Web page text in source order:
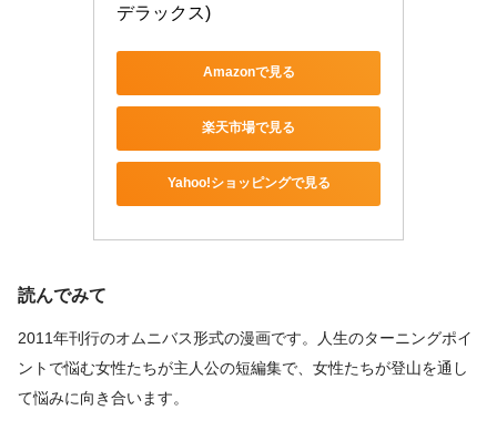
デラックス)
Amazonで見る
楽天市場で見る
Yahoo!ショッピングで見る
読んでみて
2011年刊行のオムニバス形式の漫画です。人生のターニングポイ
ントで悩む女性たちが主人公の短編集で、女性たちが登山を通し
て悩みに向き合います。